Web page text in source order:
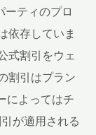
ーティのプロ
依存していま
式割引をウェ
割引はプラン
によってはチ
が適用される